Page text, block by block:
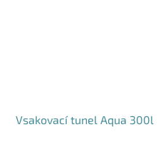
Vsakovací tunel Aqua 300l